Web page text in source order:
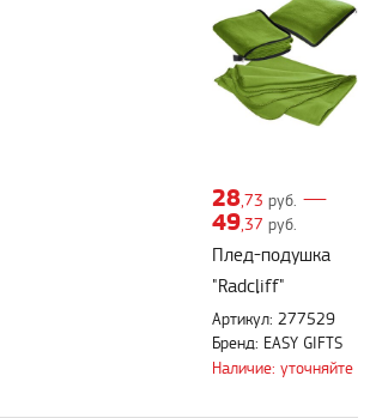
28,73 руб. —
49,37 руб.
Плед-подушка
"Radcliff"
Артикул: 277529
Бренд: EASY GIFTS
Наличие: уточняйте